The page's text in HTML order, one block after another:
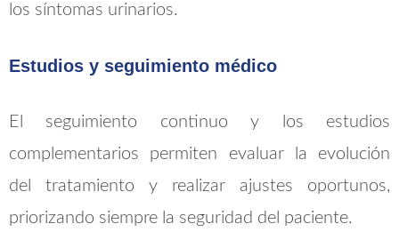
los síntomas urinarios.
Estudios y seguimiento médico
El seguimiento continuo y los estudios
complementarios permiten evaluar la evolución
del tratamiento y realizar ajustes oportunos,
priorizando siempre la seguridad del paciente.